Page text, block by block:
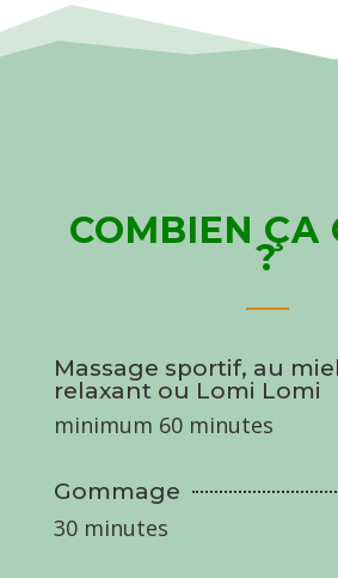
COMBIEN ÇA
?
Massage sportif, au
relaxant ou Lomi Lomi
minimum 60 minutes
Gommage
30 minutes